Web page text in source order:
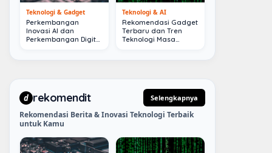
Teknologi & Gadget
Perkembangan
Inovasi AI dan
Perkembangan Digital
Teknologi & AI
Rekomendasi Gadget
Terbaru dan Tren
Teknologi Masa
d rekomendit Selengkapnya
Rekomendasi Berita & Inovasi Teknologi Terbaik
untuk Kamu